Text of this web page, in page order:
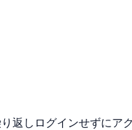
返しログインせずにア